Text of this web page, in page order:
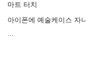
마트 터치
아이폰에 예술케이스 자